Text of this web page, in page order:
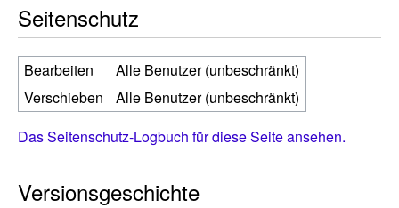
Seitenschutz
Bearbeiten
Alle Benutzer (unbeschränkt)
Verschieben
Alle Benutzer (unbeschränkt)
Das Seitenschutz-Logbuch für diese Seite ansehen.
Versionsgeschichte